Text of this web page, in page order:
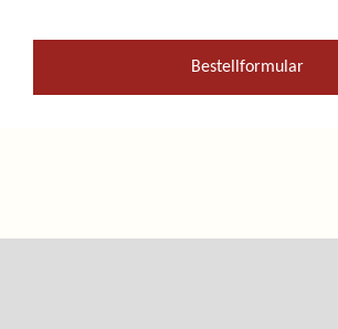
Bestellformular